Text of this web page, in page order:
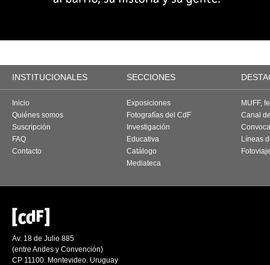
INSTITUCIONALES SECCIONES
Inicio
Quiénes somos
Suscripción
FAQ
Contacto
Exposiciones
Fotografías del CdF
Investigación
Educativa
Catálogo
Mediateca
MUFF,
Canal
Líneas
Av. 18 de Julio 885
(entre Andes y Convención)
CP 11100. Montevideo. Uruguay